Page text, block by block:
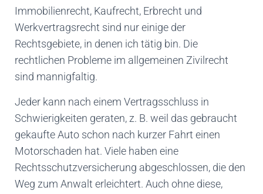
Immobilienrecht, Kaufrecht, Erbrecht und
Werkvertragsrecht sind nur einige der
Rechtsgebiete, in denen ich tätig bin. Die
rechtlichen Probleme im allgemeinen Zivilrecht
sind mannigfaltig.
Jeder kann nach einem Vertragsschluss in
Schwierigkeiten geraten, z. B. weil das gebraucht
gekaufte Auto schon nach kurzer Fahrt einen
Motorschaden hat. Viele haben eine
Rechtsschutzversicherung abgeschlossen, die den
Weg zum Anwalt erleichtert. Auch ohne diese,